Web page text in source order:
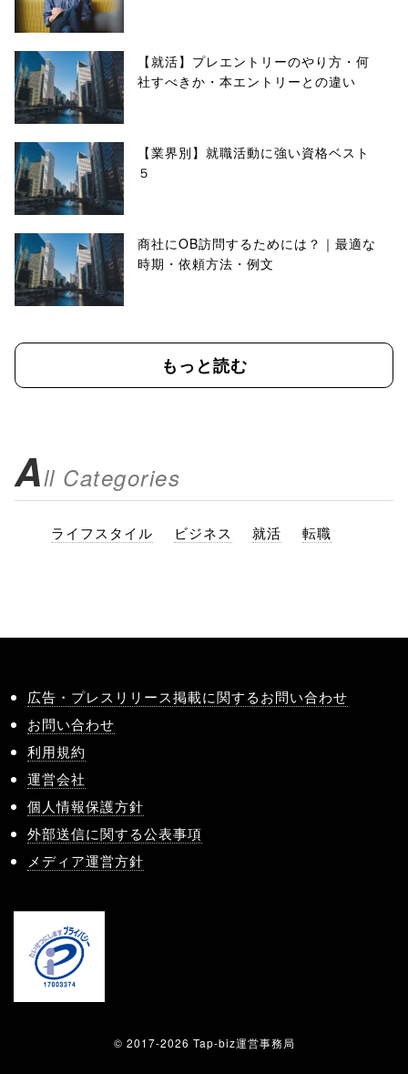
【就活】プレエントリーのやり方・何
社すべきか・本エントリーとの違い
【業界別】就職活動に強い資格ベスト
５
商社にOB訪問するためには？｜最適な
時期・依頼方法・例文
もっと読む
All Categories
ライフスタイル ビジネス 就活 転職
広告・プレスリリース掲載に関するお問い合わせ
お問い合わせ
利用規約
運営会社
個人情報保護方針
外部送信に関する公表事項
メディア運営方針
© 2017-2026 Tap-biz運営事務局